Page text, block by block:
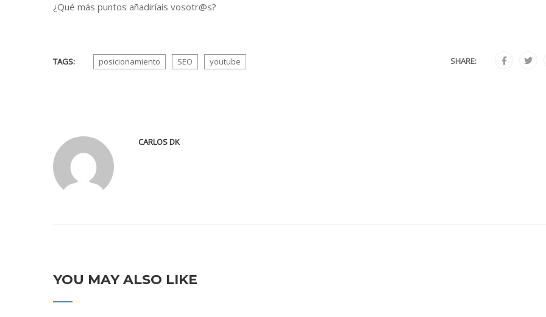
¿Qué más puntos añadiríais vosotr@s?
TAGS: posicionamiento SEO youtube SHARE:
CARLOS DK
YOU MAY ALSO LIKE